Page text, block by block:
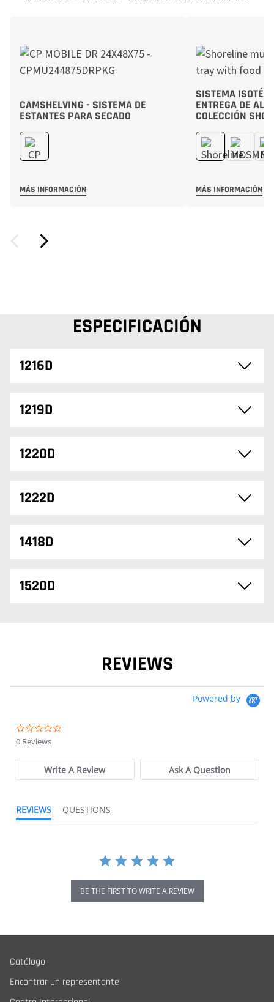
CAMSHELVING - SISTEMA DE
ESTANTES PARA SECADO
MÁS INFORMACIÓN
SISTEMA
ENTREGA DE
COLECCIÓN
MÁS INFORMACIÓN
ESPECIFICACIÓN
1216D
1219D
1220D
1222D
1418D
1520D
REVIEWS
Powered by
0 Reviews
Write A Review Ask A Question
REVIEWS QUESTIONS
BE THE FIRST TO WRITE A REVIEW
Catálogo
Encontrar un representante